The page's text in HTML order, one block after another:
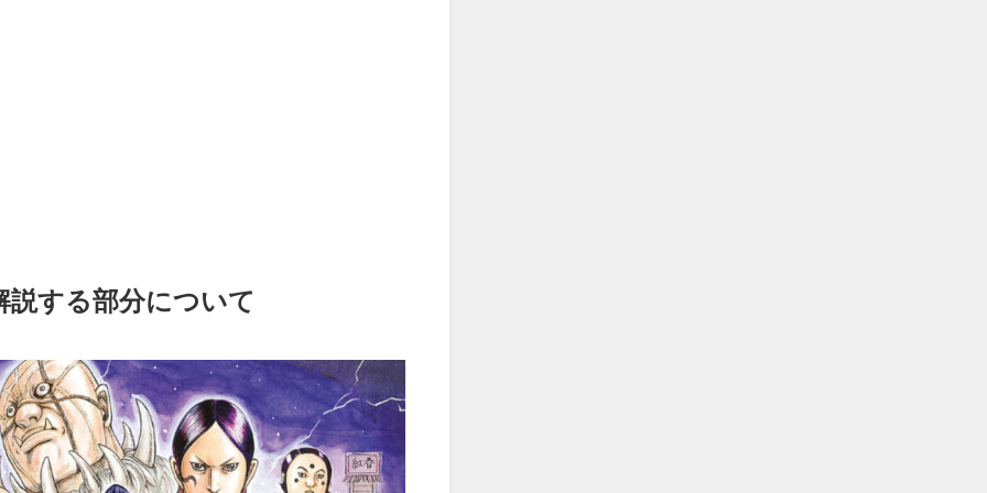
説する部分について